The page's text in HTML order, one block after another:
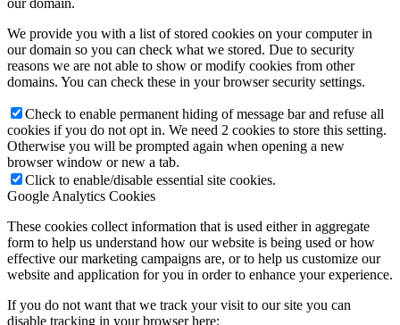
our domain.
We provide you with a list of stored cookies on your computer in
our domain so you can check what we stored. Due to security
reasons we are not able to show or modify cookies from other
domains. You can check these in your browser security settings.
Check to enable permanent hiding of message bar and refuse all
cookies if you do not opt in. We need 2 cookies to store this setting.
Otherwise you will be prompted again when opening a new
browser window or new a tab.
Click to enable/disable essential site cookies.
Google Analytics Cookies
These cookies collect information that is used either in aggregate
form to help us understand how our website is being used or how
effective our marketing campaigns are, or to help us customize our
website and application for you in order to enhance your experience.
If you do not want that we track your visit to our site you can
disable tracking in your browser here: